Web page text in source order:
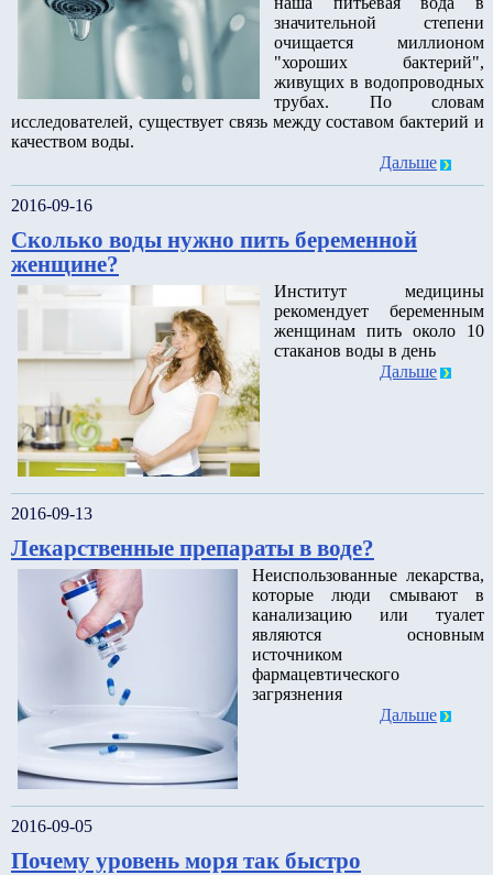
значительной степени
очищается миллионом
"хороших бактерий",
живущих в водопроводных
трубах. По словам
исследователей, существует связь между составом бактерий и
качеством воды.
Дальше
2016-09-16
Сколько воды нужно пить беременной
женщине?
Институт медицины
рекомендует беременным
женщинам пить около 10
стаканов воды в день
Дальше
2016-09-13
Лекарственные препараты в воде?
Неиспользованные лекарства,
которые люди смывают в
канализацию или туалет
являются основным
источником
фармацевтического
загрязнения
Дальше
2016-09-05
Почему уровень моря так быстро